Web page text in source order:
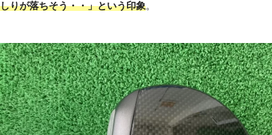
しりが落ちそう・・」という印象。